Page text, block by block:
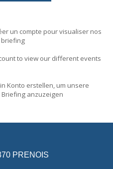
un compte pour visualiser nos
to view our different events
Konto erstellen, um unsere
anzuzeigen
PRENOIS